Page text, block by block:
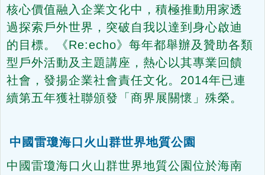
核心價值融入企業文化中，積極推動用家透
過探索戶外世界，突破自我以達到身心啟迪
的目標。《Re:echo》每年都舉辦及贊助各類
型戶外活動及主題講座，熱心以其專業回饋
社會，發揚企業社會責任文化。2014年已連
續第五年獲社聯頒發「商界展關懷」殊榮。
中國雷瓊海口火山群世界地質公園
中國雷瓊海口火山群世界地質公園位於海南